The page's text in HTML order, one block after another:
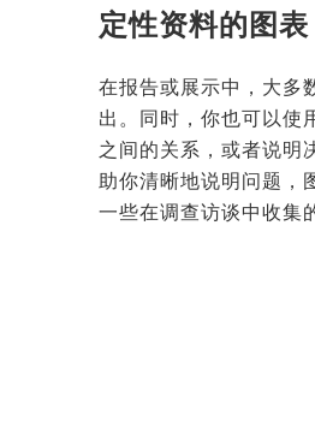
定性资料的图表
在报告或展示中，大多
出。同时，你也可以使
之间的关系，或者说明
助你清晰地说明问题，
一些在调查访谈中收集